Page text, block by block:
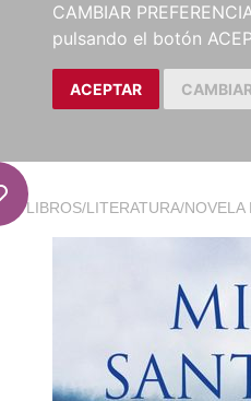
CAMBIAR
pulsando el botón
ACEPTAR
LIBROS/LITERATURA/NOVELA